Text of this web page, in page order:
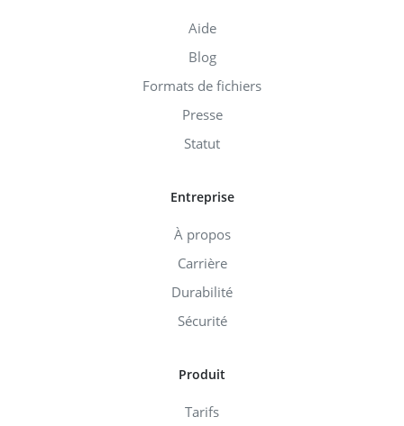
Aide
Blog
Formats de fichiers
Presse
Statut
Entreprise
À propos
Carrière
Durabilité
Sécurité
Produit
Tarifs